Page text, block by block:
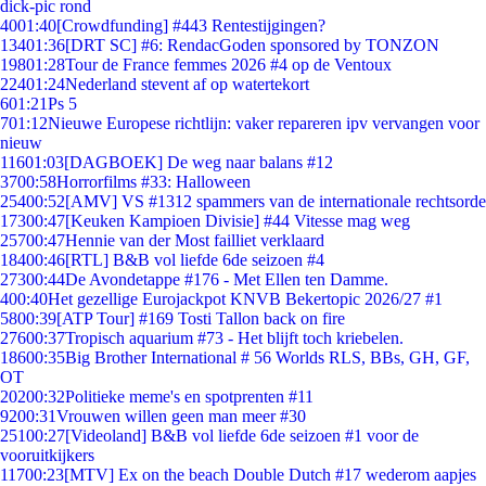
dick-pic rond
4001:40[Crowdfunding] #443 Rentestijgingen?
13401:36[DRT SC] #6: RendacGoden sponsored by TONZON
19801:28Tour de France femmes 2026 #4 op de Ventoux
22401:24Nederland stevent af op watertekort
601:21Ps 5
701:12Nieuwe Europese richtlijn: vaker repareren ipv vervangen voor
nieuw
11601:03[DAGBOEK] De weg naar balans #12
3700:58Horrorfilms #33: Halloween
25400:52[AMV] VS #1312 spammers van de internationale rechtsorde
17300:47[Keuken Kampioen Divisie] #44 Vitesse mag weg
25700:47Hennie van der Most failliet verklaard
18400:46[RTL] B&B vol liefde 6de seizoen #4
27300:44De Avondetappe #176 - Met Ellen ten Damme.
400:40Het gezellige Eurojackpot KNVB Bekertopic 2026/27 #1
5800:39[ATP Tour] #169 Tosti Tallon back on fire
27600:37Tropisch aquarium #73 - Het blijft toch kriebelen.
18600:35Big Brother International # 56 Worlds RLS, BBs, GH, GF,
OT
20200:32Politieke meme's en spotprenten #11
9200:31Vrouwen willen geen man meer #30
25100:27[Videoland] B&B vol liefde 6de seizoen #1 voor de
vooruitkijkers
11700:23[MTV] Ex on the beach Double Dutch #17 wederom aapjes